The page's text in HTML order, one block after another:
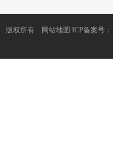
版权所有 网站地图 ICP备案号：